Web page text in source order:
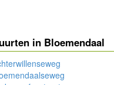
in Bloemendaal